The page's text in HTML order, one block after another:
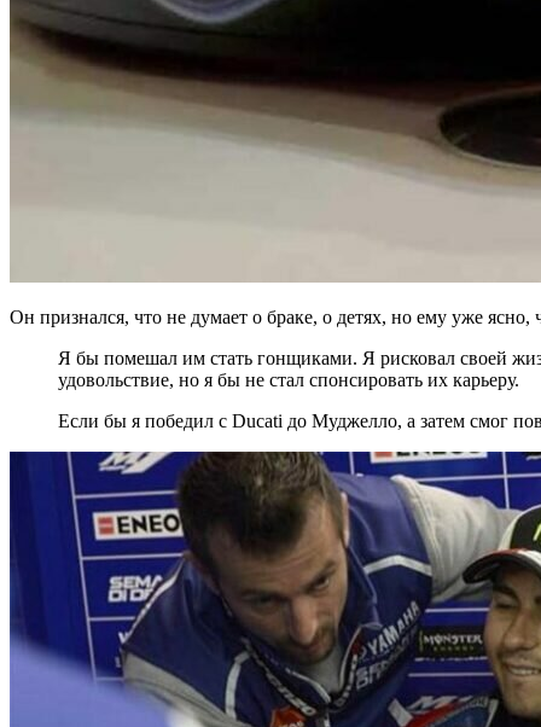
Он признался, что не думает о браке, о детях, но ему уже
Я бы помешал им стать гонщиками. Я рисковал своей
удовольствие, но я бы не стал спонсировать их карьеру.
Если бы я победил с Ducati до Муджелло, а затем смог